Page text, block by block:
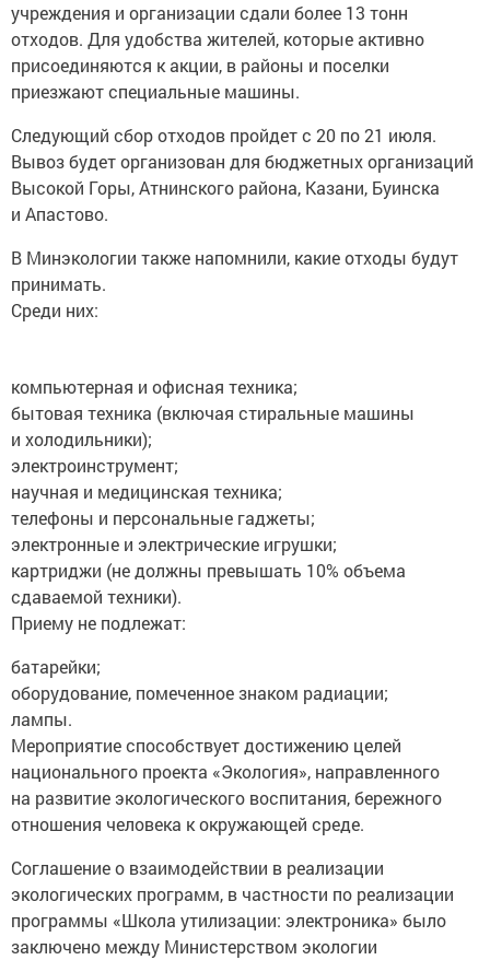
учреждения и организации сдали более 13 тонн
отходов. Для удобства жителей, которые активно
присоединяются к акции, в районы и поселки
приезжают специальные машины.
Следующий сбор отходов пройдет с 20 по 21 июля.
Вывоз будет организован для бюджетных организаций
Высокой Горы, Атнинского района, Казани, Буинска
и Апастово.
В Минэкологии также напомнили, какие отходы будут
принимать.
Среди них:
компьютерная и офисная техника;
бытовая техника (включая стиральные машины
и холодильники);
электроинструмент;
научная и медицинская техника;
телефоны и персональные гаджеты;
электронные и электрические игрушки;
картриджи (не должны превышать 10% объема
сдаваемой техники).
Приему не подлежат:
батарейки;
оборудование, помеченное знаком радиации;
лампы.
Мероприятие способствует достижению целей
национального проекта «Экология», направленного
на развитие экологического воспитания, бережного
отношения человека к окружающей среде.
Соглашение о взаимодействии в реализации
экологических программ, в частности по реализации
программы «Школа утилизации: электроника» было
заключено между Министерством экологии